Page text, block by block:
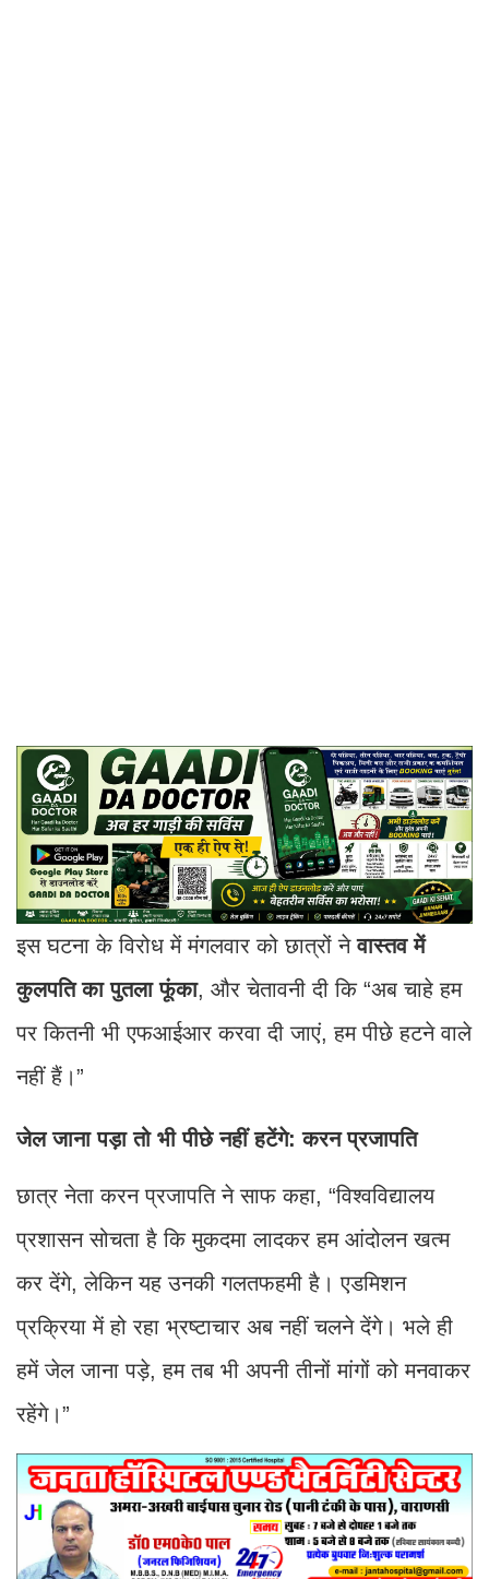
इस घटना के विरोध में मंगलवार को छात्रों नेवास्तव में
कुलपति का पुतला फूंका, और चेतावनी दी कि “अब चाहे हम
पर कितनी भी एफआईआर करवा दी जाएं, हम पीछे हटने वाले
नहीं हैं।”
जेल जाना पड़ा तो भी पीछे नहीं हटेंगे: करन प्रजापति
छात्र नेता करन प्रजापति ने साफ कहा, “विश्वविद्यालय
प्रशासन सोचता है कि मुकदमा लादकर हम आंदोलन खत्म
कर देंगे, लेकिन यह उनकी गलतफहमी है। एडमिशन
प्रक्रिया में हो रहा भ्रष्टाचार अब नहीं चलने देंगे। भले ही
हमें जेल जाना पड़े, हम तब भी अपनी तीनों मांगों को मनवाकर
रहेंगे।”